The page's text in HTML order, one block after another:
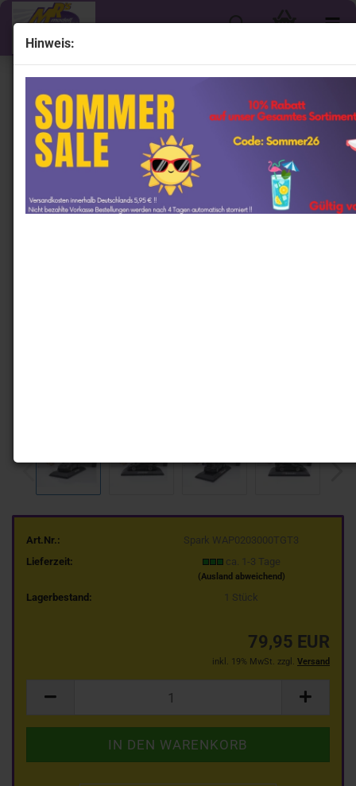
Hinweis:
« Erster « zurück weiter »
Letzter »
615 Artikel in dieser Kategorie
Spark WAP0203000TGT3 # Porsche 911 992 GT3 RS
Manthey Kit Baujahr 2024 " Brewstergrün-metallic "
1:43
Art.Nr.:
Spark WAP0203000TGT3
Lieferzeit:
ca. 1-3 Tage
(Ausland abweichend)
Lagerbestand: 1 Stück
79,95 EUR
inkl. 19% MwSt. zzgl. Versand